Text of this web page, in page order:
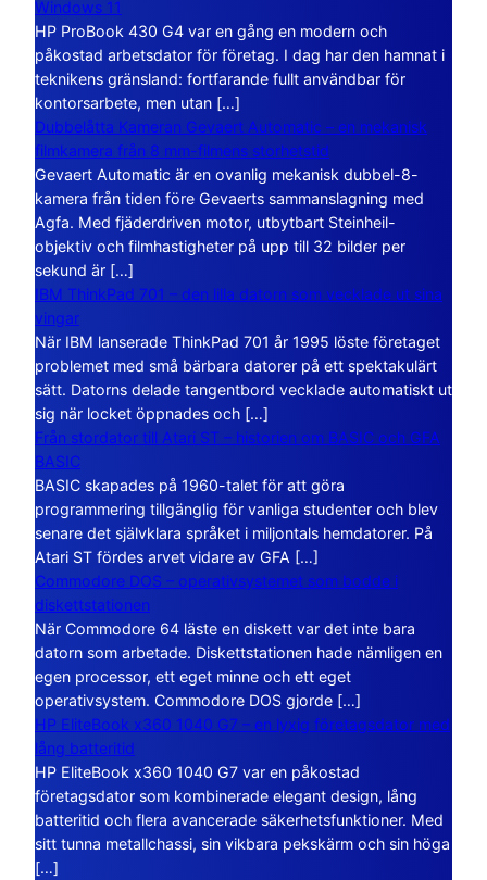
Windows 11
HP ProBook 430 G4 var en gång en modern och
påkostad arbetsdator för företag. I dag har den hamnat i
teknikens gränsland: fortfarande fullt användbar för
kontorsarbete, men utan […]
Dubbelåtta Kameran Gevaert Automatic – en mekanisk
filmkamera från 8 mm-filmens storhetstid
Gevaert Automatic är en ovanlig mekanisk dubbel-8-
kamera från tiden före Gevaerts sammanslagning med
Agfa. Med fjäderdriven motor, utbytbart Steinheil-
objektiv och filmhastigheter på upp till 32 bilder per
sekund är […]
IBM ThinkPad 701 – den lilla datorn som vecklade ut sina
vingar
När IBM lanserade ThinkPad 701 år 1995 löste företaget
problemet med små bärbara datorer på ett spektakulärt
sätt. Datorns delade tangentbord vecklade automatiskt ut
sig när locket öppnades och […]
Från stordator till Atari ST – historien om BASIC och GFA
BASIC
BASIC skapades på 1960-talet för att göra
programmering tillgänglig för vanliga studenter och blev
senare det självklara språket i miljontals hemdatorer. På
Atari ST fördes arvet vidare av GFA […]
Commodore DOS – operativsystemet som bodde i
diskettstationen
När Commodore 64 läste en diskett var det inte bara
datorn som arbetade. Diskettstationen hade nämligen en
egen processor, ett eget minne och ett eget
operativsystem. Commodore DOS gjorde […]
HP EliteBook x360 1040 G7 – en lyxig företagsdator med
lång batteritid
HP EliteBook x360 1040 G7 var en påkostad
företagsdator som kombinerade elegant design, lång
batteritid och flera avancerade säkerhetsfunktioner. Med
sitt tunna metallchassi, sin vikbara pekskärm och sin höga
[…]